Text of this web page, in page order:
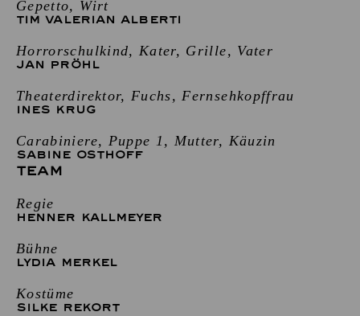
Gepetto, Wirt
TIM VALERIAN ALBERTI
Horrorschulkind, Kater, Grille, Vater
JAN PRÖHL
Theaterdirektor, Fuchs, Fernsehkopffrau
INES KRUG
Carabiniere, Puppe 1, Mutter, Käuzin
SABINE OSTHOFF
TEAM
Regie
HENNER KALLMEYER
Bühne
LYDIA MERKEL
Kostüme
SILKE REKORT